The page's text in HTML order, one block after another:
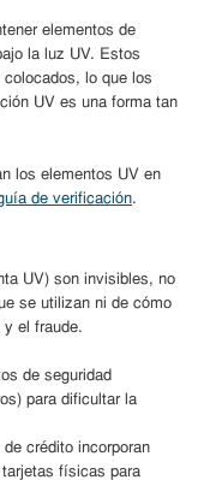
elementos de
la luz UV. Estos
lo que los
UV es una forma tan
los elementos UV en
de verificación.
UV) son invisibles, no
se utilizan ni de cómo
y el fraude.
de seguridad
para dificultar la
crédito incorporan
físicas para